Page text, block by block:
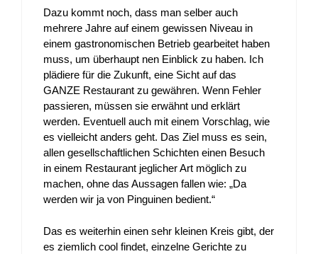
Dazu kommt noch, dass man selber auch
mehrere Jahre auf einem gewissen Niveau in
einem gastronomischen Betrieb gearbeitet haben
muss, um überhaupt nen Einblick zu haben. Ich
plädiere für die Zukunft, eine Sicht auf das
GANZE Restaurant zu gewähren. Wenn Fehler
passieren, müssen sie erwähnt und erklärt
werden. Eventuell auch mit einem Vorschlag, wie
es vielleicht anders geht. Das Ziel muss es sein,
allen gesellschaftlichen Schichten einen Besuch
in einem Restaurant jeglicher Art möglich zu
machen, ohne das Aussagen fallen wie: „Da
werden wir ja von Pinguinen bedient.“
Das es weiterhin einen sehr kleinen Kreis gibt, der
es ziemlich cool findet, einzelne Gerichte zu